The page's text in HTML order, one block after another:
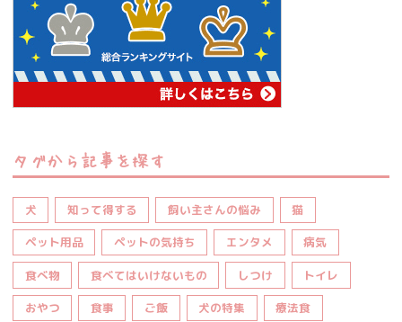
タグから記事を探す
犬 知って得する 飼い主さんの悩み 猫
ペット用品 ペットの気持ち エンタメ 病気
食べ物 食べてはいけないもの しつけ トイレ
おやつ 食事 ご飯 犬の特集 療法食